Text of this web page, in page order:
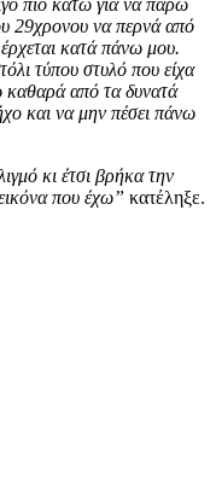
29χρονου να περνά από
κατά πάνω μου.
τύπου στυλό που είχα
καθαρά από τα δυνατά
και να μην πέσει πάνω
κι έτσι βρήκα την
που έχω” κατέληξε.